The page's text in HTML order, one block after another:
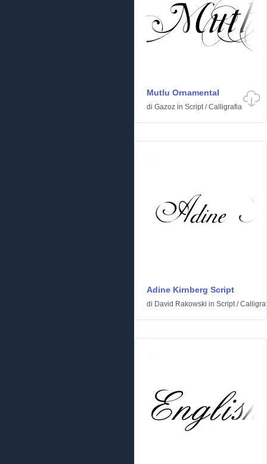
Mutlu Ornamental
di Gazoz in Script/Calligrafia
Adine Kirnberg Script
di David Rakowski in Script/